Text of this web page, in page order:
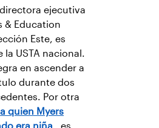
semifinalista de
ejecutiva
& Education
Este, es
USTA nacional.
en ascender a
durante dos
Por otra
a quien Myers